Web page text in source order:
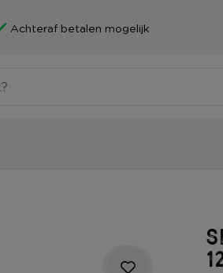
Achteraf betalen mogelijk